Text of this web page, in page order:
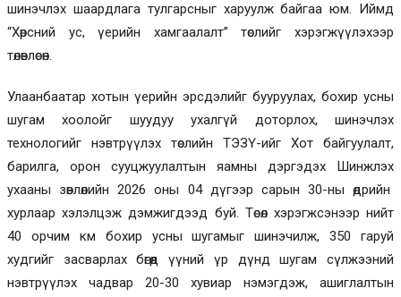
шинэчлэх шаардлага тулгарсныг харуулж байгаа юм. Иймд
“Хөрсний ус, үерийн хамгаалалт” төслийг хэрэгжүүлэхээр
төлөвлөсөн.
Улаанбаатар хотын үерийн эрсдэлийг бууруулах, бохир усны
шугам хоолойг шуудуу ухалгүй доторлох, шинэчлэх
технологийг нэвтрүүлэх төслийн ТЭЗҮ-ийг Хот байгуулалт,
барилга, орон сууцжуулалтын яамны дэргэдэх Шинжлэх
ухааны зөвлөлийн 2026 оны 04 дүгээр сарын 30-ны өдрийн
хурлаар хэлэлцэж дэмжигдээд буй. Төсөл хэрэгжсэнээр нийт
40 орчим км бохир усны шугамыг шинэчилж, 350 гаруй
худгийг засварлах бөгөөд үүний үр дүнд шугам сүлжээний
нэвтрүүлэх чадвар 20-30 хувиар нэмэгдэж, ашиглалтын